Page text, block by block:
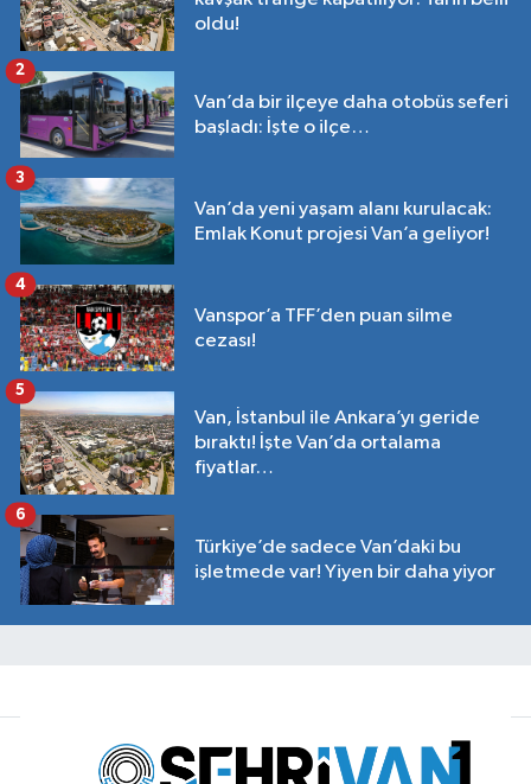
oldu!
Van’da bir ilçeye daha otobüs seferi
başladı: İşte o ilçe…
2
Van’da yeni yaşam alanı kurulacak:
Emlak Konut projesi Van’a geliyor!
3
Vanspor’a TFF’den puan silme
cezası!
4
Van, İstanbul ile Ankara’yı geride
bıraktı! İşte Van’da ortalama
fiyatlar…
5
Türkiye’de sadece Van’daki bu
işletmede var! Yiyen bir daha yiyor
6